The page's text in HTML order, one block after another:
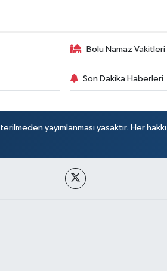
Bolu Namaz Vakitleri
Son Dakika Haberleri
yayımlanması yasaktır. Her hakkı